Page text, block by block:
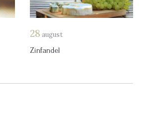
28 august
Zinfandel